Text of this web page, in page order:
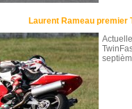
Laurent Rameau premier